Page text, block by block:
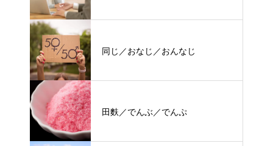
同じ／おなじ／おんなじ
田麩／でんぶ／でんぷ